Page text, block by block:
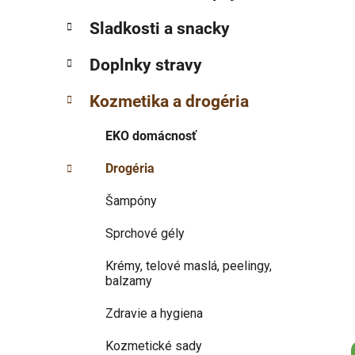
a
n
e
l
i
Sladkosti a snacky
Doplnky stravy
Kozmetika a drogéria
EKO domácnosť
Drogéria
Šampóny
Sprchové gély
Krémy, telové maslá, peelingy,
balzamy
Zdravie a hygiena
Kozmetické sady